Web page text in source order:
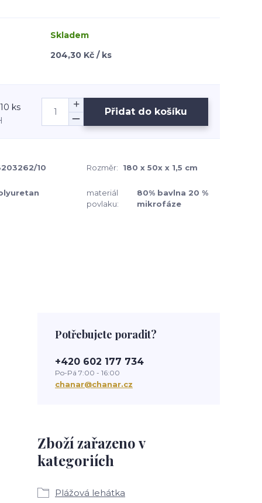
Skladem
204,30 Kč / ks
ks
Přidat do košíku
10 Rozměr: 180 x 50x x 1,5 cm
materiál
povlaku:
80% bavlna 20 %
mikrofáze
Zboží zařazeno v
kategoriích
Plážová lehátka
Potřebujete poradit?
+420 602 177 734
Po-Pá 7:00 - 16:00
chanar@chanar.cz